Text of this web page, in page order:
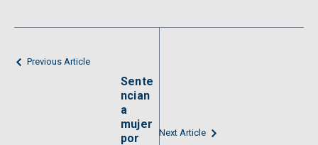
Previous Article
Sente
ncian
a
mujer
por
Next Article